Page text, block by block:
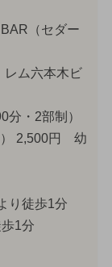
（セダー
ム六本木ビ
分・2部制）
2,500円 幼
り徒歩1分
1分